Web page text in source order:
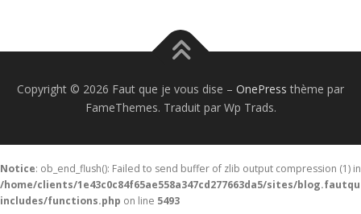
Copyright © 2026 Faut que je vous dise – OnePress thème par
FameThemes. Traduit par Wp Trads.
Notice: ob_end_flush(): Failed to send buffer of zlib output compression (1) in
/home/clients/1e43c0c84f65ae558a347cd277663da5/sites/
includes/functions.php on line 5493